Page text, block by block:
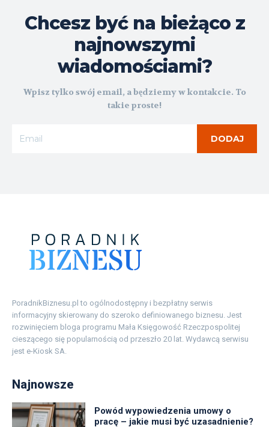
Chcesz być na bieżąco z
najnowszymi
wiadomościami?
Wpisz tylko swój email, a będziemy w kontakcie. To
takie proste!
DODAJ
PoradnikBiznesu.pl to ogólnodostępny i bezpłatny serwis
informacyjny skierowany do szeroko definiowanego biznesu. Jest
rozwinięciem bloga programu Mała Księgowość Rzeczpospolitej
cieszącego się popularnością od przeszło 20 lat. Wydawcą serwisu
jest e-Kiosk SA.
Najnowsze
Powód wypowiedzenia umowy o
pracę – jakie musi być uzasadnienie?